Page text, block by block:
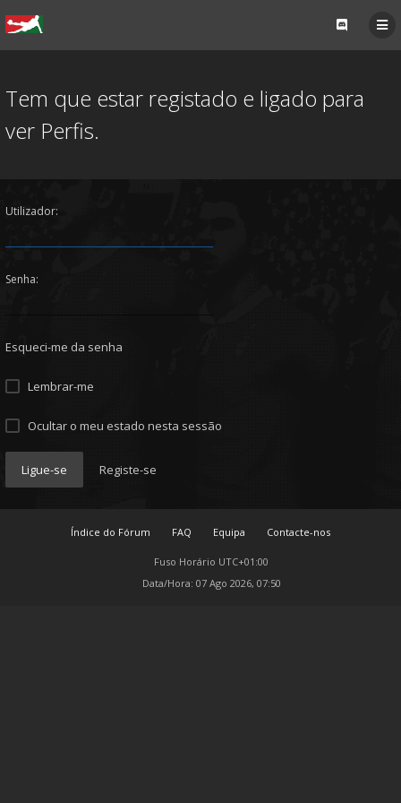
Tem que estar registado e ligado para
ver Perfis.
Utilizador:
Senha:
Esqueci-me da senha
Lembrar-me
Ocultar o meu estado nesta sessão
Ligue-se Registe-se
Índice do Fórum FAQ Equipa Contacte-nos
Fuso Horário UTC+01:00
Data/Hora: 07 Ago 2026, 07:50